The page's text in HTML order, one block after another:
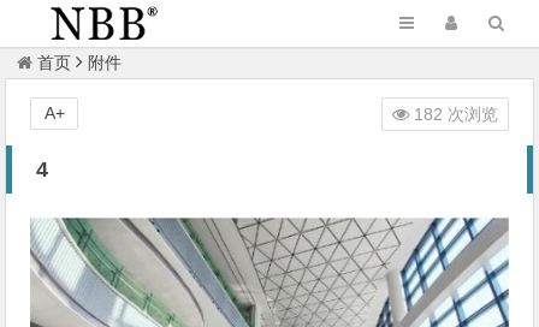
首页 附件
4
182 次浏览
A+